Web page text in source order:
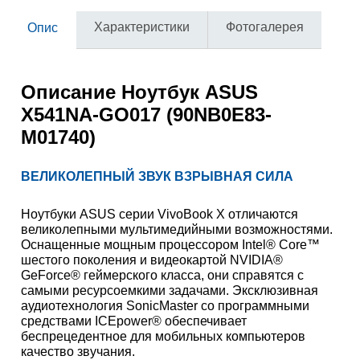
Опис Характеристики Фотогалерея
Описание Ноутбук ASUS
X541NA-GO017 (90NB0E83-
M01740)
ВЕЛИКОЛЕПНЫЙ ЗВУК ВЗРЫВНАЯ СИЛА
Ноутбуки ASUS серии VivoBook X отличаются
великолепными мультимедийными возможностями.
Оснащенные мощным процессором Intel® Core™
шестого поколения и видеокартой NVIDIA®
GeForce® геймерского класса, они справятся с
самыми ресурсоемкими задачами. Эксклюзивная
аудиотехнология SonicMaster со программными
средствами ICEpower® обеспечивает
беспрецедентное для мобильных компьютеров
качество звучания.